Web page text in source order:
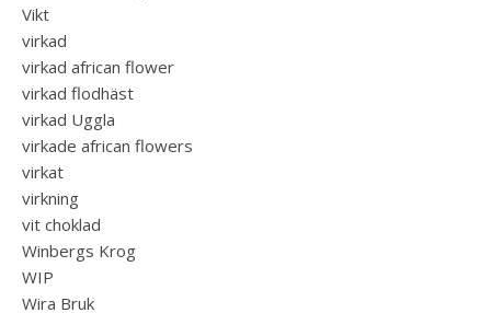
Vikt
virkad
virkad african flower
virkad flodhäst
virkad Uggla
virkade african flowers
virkat
virkning
vit choklad
Winbergs Krog
WIP
Wira Bruk